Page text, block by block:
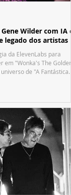
Wilder com IA e
legado dos artistas
da ElevenLabs para
em "Wonka's The Golden
de "A Fantástica